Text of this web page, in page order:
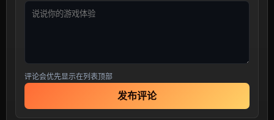
评论会优先显示在列表顶部
发布评论